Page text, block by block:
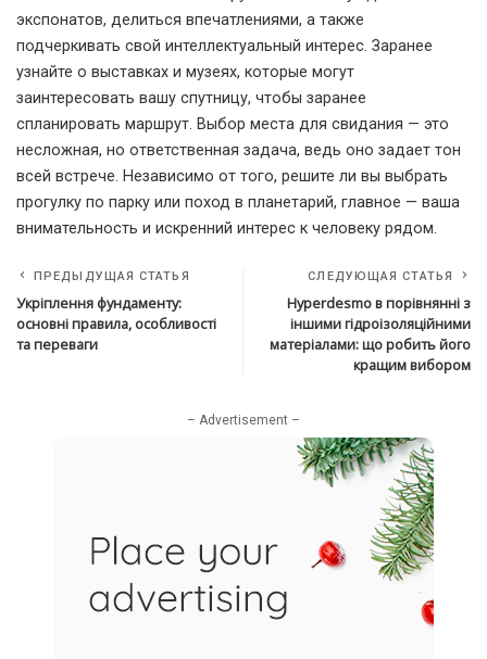
экспонатов, делиться впечатлениями, а также
подчеркивать свой интеллектуальный интерес. Заранее
узнайте о выставках и музеях, которые могут
заинтересовать вашу спутницу, чтобы заранее
спланировать маршрут. Выбор места для свидания — это
несложная, но ответственная задача, ведь оно задает тон
всей встрече. Независимо от того, решите ли вы выбрать
прогулку по парку или поход в планетарий, главное — ваша
внимательность и искренний интерес к человеку рядом.
ПРЕДЫДУЩАЯ СТАТЬЯ
Укріплення фундаменту:
основні правила, особливості
та переваги
СЛЕДУЮЩАЯ СТАТЬЯ
Hyperdesmo в порівнянні з
іншими гідроізоляційними
матеріалами: що робить його
кращим вибором
– Advertisement –